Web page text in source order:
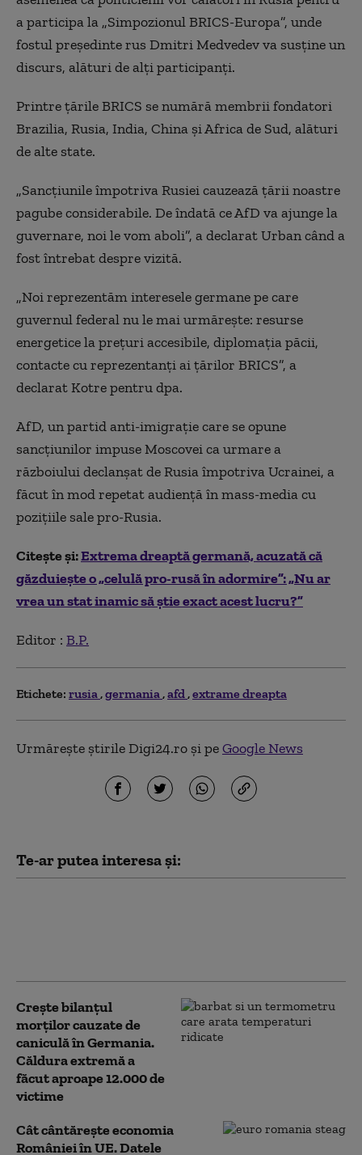
a participa la „Simpozionul BRICS-Europa”, unde
fostul preşedinte rus Dmitri Medvedev va susţine un
discurs, alături de alţi participanţi.
Printre ţările BRICS se numără membrii fondatori
Brazilia, Rusia, India, China şi Africa de Sud, alături
de alte state.
„Sancţiunile împotriva Rusiei cauzează ţării noastre
pagube considerabile. De îndată ce AfD va ajunge la
guvernare, noi le vom aboli”, a declarat Urban când a
fost întrebat despre vizită.
„Noi reprezentăm interesele germane pe care
guvernul federal nu le mai urmăreşte: resurse
energetice la preţuri accesibile, diplomaţia păcii,
contacte cu reprezentanţi ai ţărilor BRICS”, a
declarat Kotre pentru dpa.
AfD, un partid anti-imigraţie care se opune
sancţiunilor impuse Moscovei ca urmare a
războiului declanşat de Rusia împotriva Ucrainei, a
făcut în mod repetat audienţă în mass-media cu
poziţiile sale pro-Rusia.
Citește și:Extrema dreaptă germană, acuzată că
găzduieşte o „celulă pro-rusă în adormire”: „Nu ar
vrea un stat inamic să ştie exact acest lucru?”
Editor : B.P.
Etichete: rusia germania afd extrame dreapta
Urmărește știrile Digi24.ro și peGoogle News
Te-ar putea interesa și:
Crește bilanțul
morților cauzate de
caniculă în Germania.
Căldura extremă a
făcut aproape 12.000 de
victime
Cât cântărește economia
României în UE. Datele